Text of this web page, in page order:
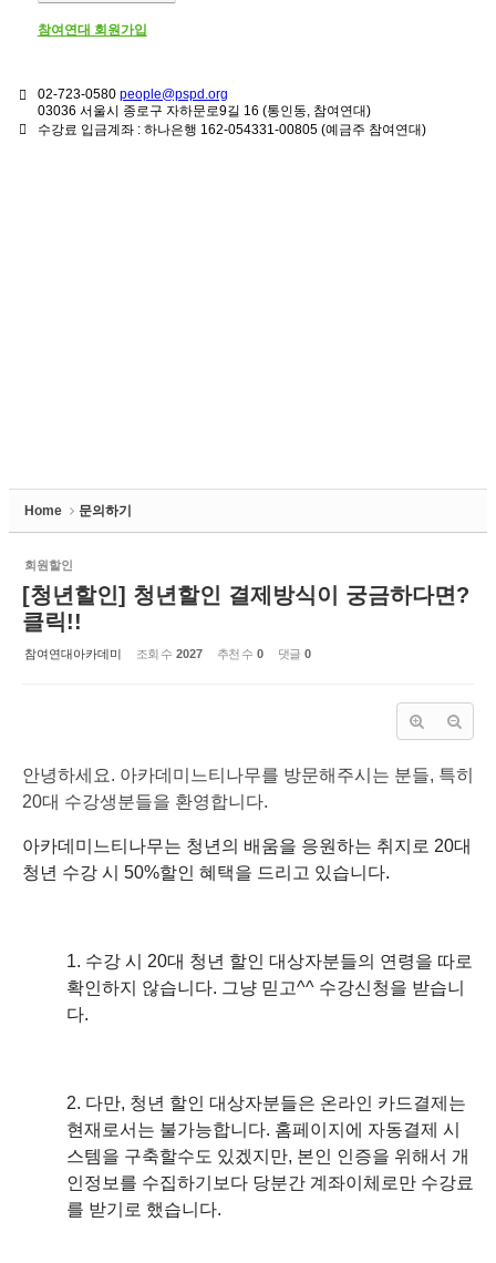
참여연대 회원가입
02-723-0580 people@pspd.org
03036 서울시 종로구 자하문로9길 16 (통인동, 참여연대)
수강료 입금계좌 : 하나은행 162-054331-00805 (예금주 참여연대)
Home 문의하기
회원할인
[청년할인] 청년할인 결제방식이 궁금하다면?
클릭!!
참여연대아카데미 조회 수 2027 추천 수 0 댓글 0
안녕하세요. 아카데미느티나무를 방문해주시는 분들, 특히
20대 수강생분들을 환영합니다.
아카데미느티나무는 청년의 배움을 응원하는 취지로 20대
청년 수강 시 50%할인 혜택을 드리고 있습니다.
1. 수강 시 20대 청년 할인 대상자분들의 연령을 따로
확인하지 않습니다. 그냥 믿고^^ 수강신청을 받습니
다.
2. 다만, 청년 할인 대상자분들은 온라인 카드결제는
현재로서는 불가능합니다. 홈페이지에 자동결제 시
스템을 구축할수도 있겠지만, 본인 인증을 위해서 개
인정보를 수집하기보다 당분간 계좌이체로만 수강료
를 받기로 했습니다.